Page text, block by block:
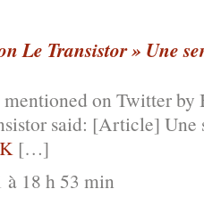
Le Transistor » Une
on Twitter by
said: [Article] Une
[…]
à 18 h 53 min